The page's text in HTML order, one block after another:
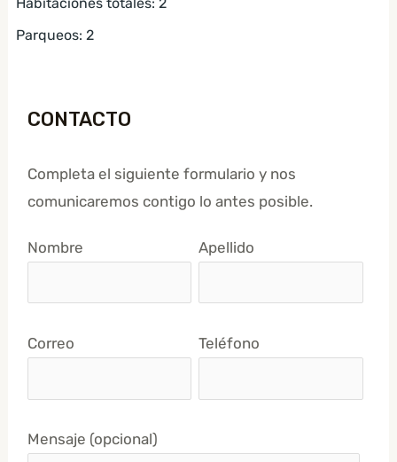
Parqueos: 2
CONTACTO
Completa el siguiente formulario y nos
comunicaremos contigo lo antes posible.
Nombre Apellido
Correo Teléfono
Mensaje (opcional)